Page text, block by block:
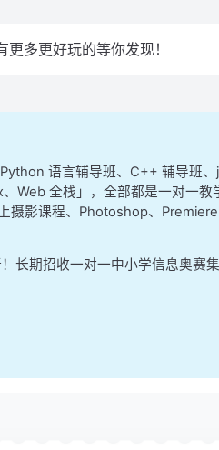
多更好玩的等你发现！
语言辅导班、C++ 辅导班
Web 全栈」，全部都是一对一
摄影课程、Photoshop、
长期招收一对一中小学信息奥赛